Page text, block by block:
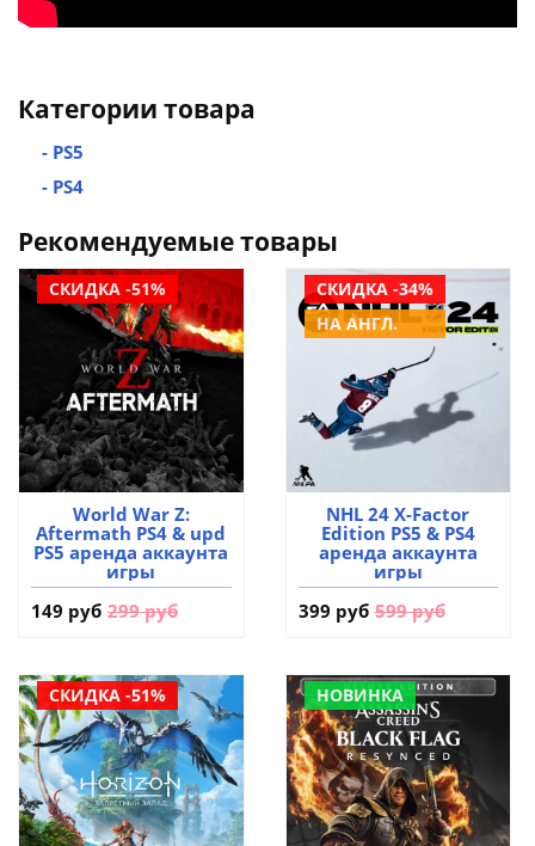
Категории товара
- PS5
- PS4
Рекомендуемые товары
СКИДКА -51%
World War Z:
Aftermath PS4 & upd
PS5 аренда аккаунта
игры
149 руб 299 руб
СКИДКА -34%
НА АНГЛ.
NHL 24 X-Factor
Edition PS5 & PS4
аренда аккаунта
игры
399 руб 599 руб
СКИДКА -51% НОВИНКА